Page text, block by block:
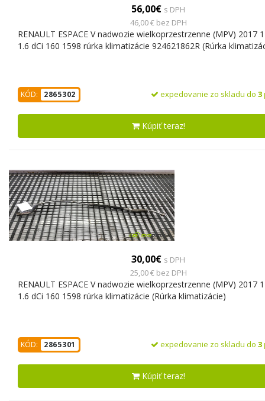
56,00€ s DPH
46,00 € bez DPH
RENAULT ESPACE V nadwozie wielkoprzestrzenne (MPV) 2017
1.6 dCi 160 1598 rúrka klimatizácie 924621862R (Rúrka
KÓD: 2865302 expedovanie zo skladu do 3
Kúpiť teraz!
30,00€ s DPH
25,00 € bez DPH
RENAULT ESPACE V nadwozie wielkoprzestrzenne (MPV) 2017
1.6 dCi 160 1598 rúrka klimatizácie (Rúrka klimatizácie)
KÓD: 2865301 expedovanie zo skladu do 3
Kúpiť teraz!